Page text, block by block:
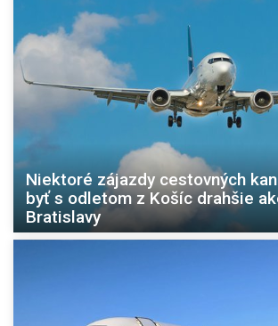
Niektoré zájazdy cestovných
byť s odletom z Košíc drahšie
Bratislavy